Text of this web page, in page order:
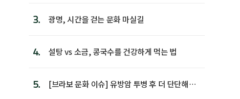
3. 광명, 시간을 걷는 문화 마실길
4. 설탕 vs 소금, 콩국수를 건강하게 먹는 법
5.
[브라보 문화 이슈] 유방암 투병 후 더 단단해진